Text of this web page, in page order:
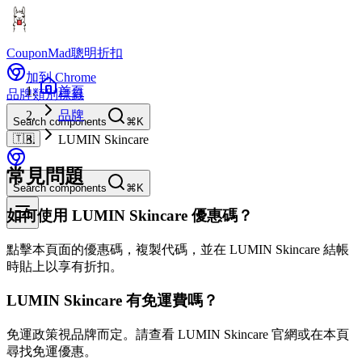
CouponMad聰明折扣
加到 Chrome
品牌類別標籤
Search components
⌘K
🇹🇼
Search components ⌘K
首頁
品牌
LUMIN Skincare
常見問題
如何使用 LUMIN Skincare 優惠碼？
點擊本頁面的優惠碼，複製代碼，並在 LUMIN Skincare 結帳
時貼上以享有折扣。
LUMIN Skincare 有免運費嗎？
免運政策視品牌而定。請查看 LUMIN Skincare 官網或在本頁
尋找免運優惠。